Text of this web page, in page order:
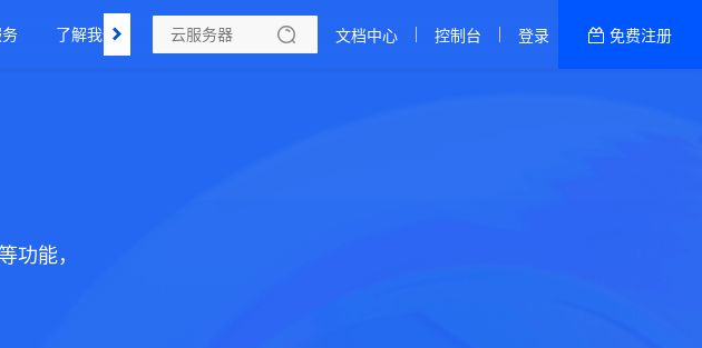
了解我们
文档中心 控制台 登录 免费注册
功能，